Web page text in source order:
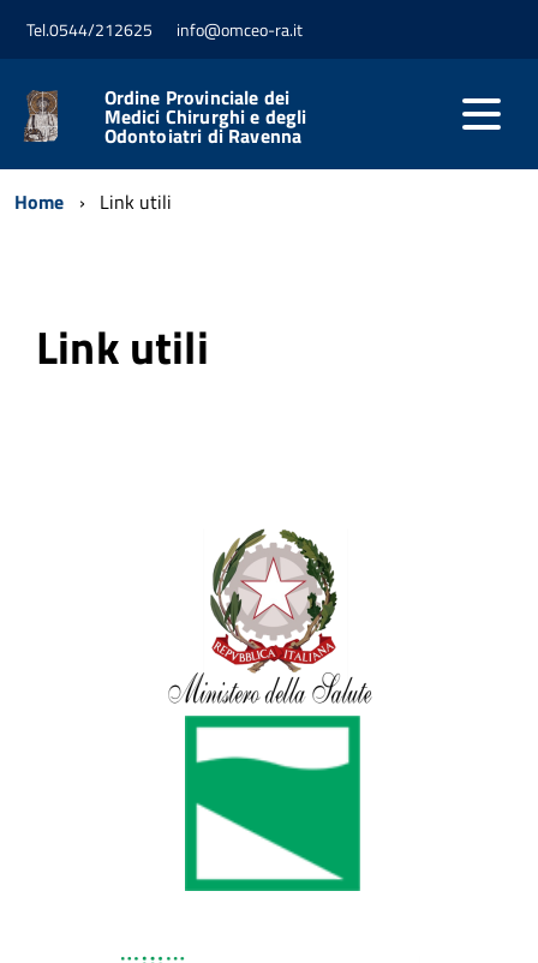
Tel.0544/212625 info@omceo-ra.it
Ordine Provinciale dei
Medici Chirurghi e degli
Odontoiatri di Ravenna
Home Link utili
Link utili